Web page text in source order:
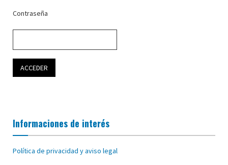
Contraseña
Informaciones de interés
Política de privacidad y aviso legal